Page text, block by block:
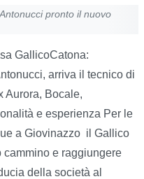
pronto il nuovo
GallicoCatona:
arriva il tecnico di
Aurora, Bocale,
e esperienza Per le
a Giovinazzo il Gallico
cammino e raggiungere
della società al